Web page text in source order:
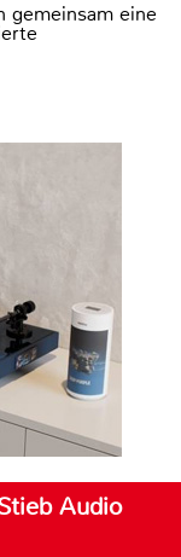
gemeinsam eine
Audio